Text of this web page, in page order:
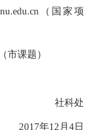
（国家项
（市课题）
社科处
2017年12 月4日